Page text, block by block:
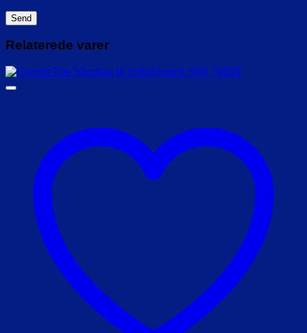
Relaterede varer